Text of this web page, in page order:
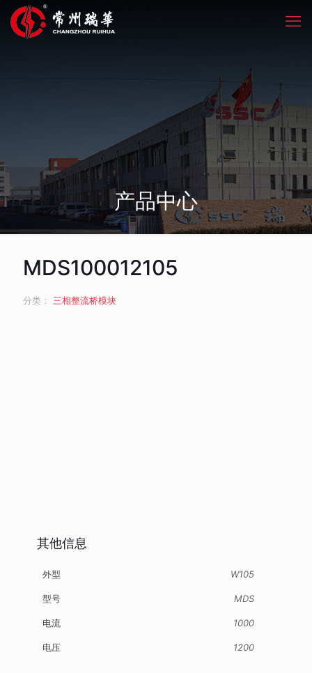
产品中心
MDS100012105
分类： 三相整流桥模块
其他信息
外型 W105
型号 MDS
电流 1000
电压 1200